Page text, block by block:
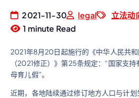
2021-11-30 legal
立法动
1 minute Read
2021年8月20日起施行的《中华人民共
（2021修正）》第25条规定：“国家支
母育儿假”。
近期，各地陆续通过修订地方人口与计